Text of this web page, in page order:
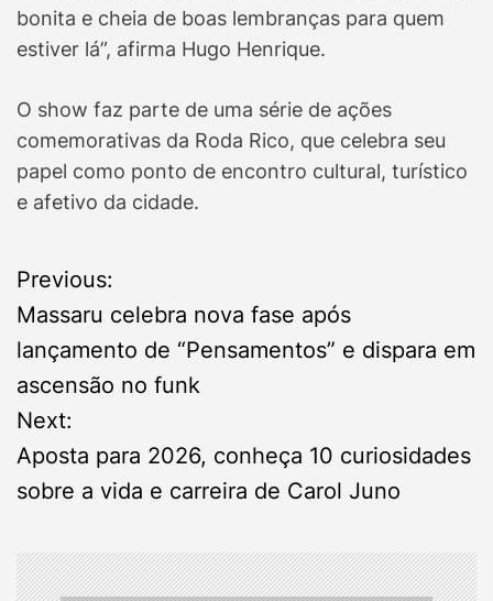
bonita e cheia de boas lembranças para quem
estiver lá”, afirma Hugo Henrique.
O show faz parte de uma série de ações
comemorativas da Roda Rico, que celebra seu
papel como ponto de encontro cultural, turístico
e afetivo da cidade.
P
o
s
t
n
a
Previous:
Massaru celebra nova fase após
lançamento de “Pensamentos” e dispara em
ascensão no funk
Next:
Aposta para 2026, conheça 10 curiosidades
sobre a vida e carreira de Carol Juno